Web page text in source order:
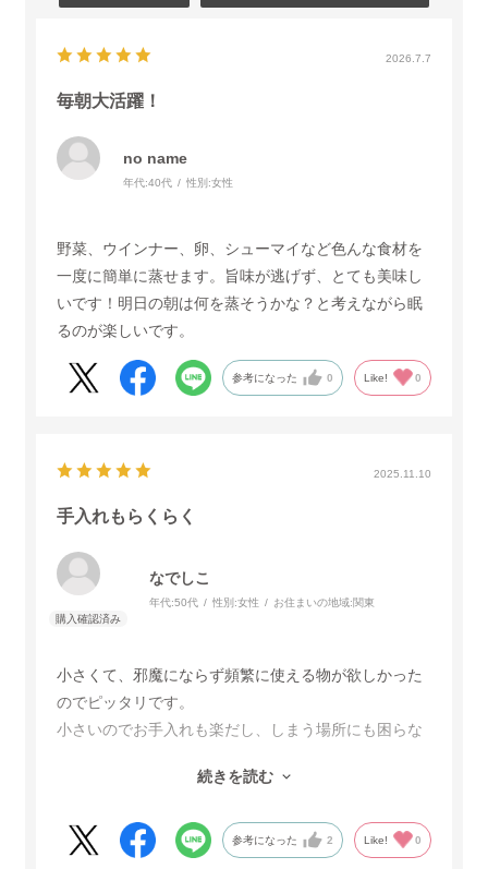
2026.7.7
毎朝大活躍！
no name
年代:40代 性別:女性
野菜、ウインナー、卵、シューマイなど色んな食材を
一度に簡単に蒸せます。旨味が逃げず、とても美味し
いです！明日の朝は何を蒸そうかな？と考えながら眠
るのが楽しいです。
参考になった 0 Like! 0
2025.11.10
手入れもらくらく
なでしこ
年代:50代 性別:女性 お住まいの地域:関東
小さくて、邪魔にならず頻繁に使える物が欲しかった
のでピッタリです。
小さいのでお手入れも楽だし、しまう場所にも困らな
デザインもかわいいし、使い勝手もいいので文句なし
続きを読む
参考になった 2 Like! 0